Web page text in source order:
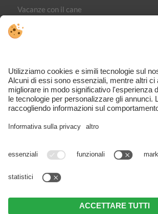
Vacanze con il cane
Part. IVA IT02365710215
Impostazioni cookie individuali
alloggi nella regione di Merano –
contenuti, potrebbero verificarsi errori. Non
l’accuratezza e la completezza di tutte le